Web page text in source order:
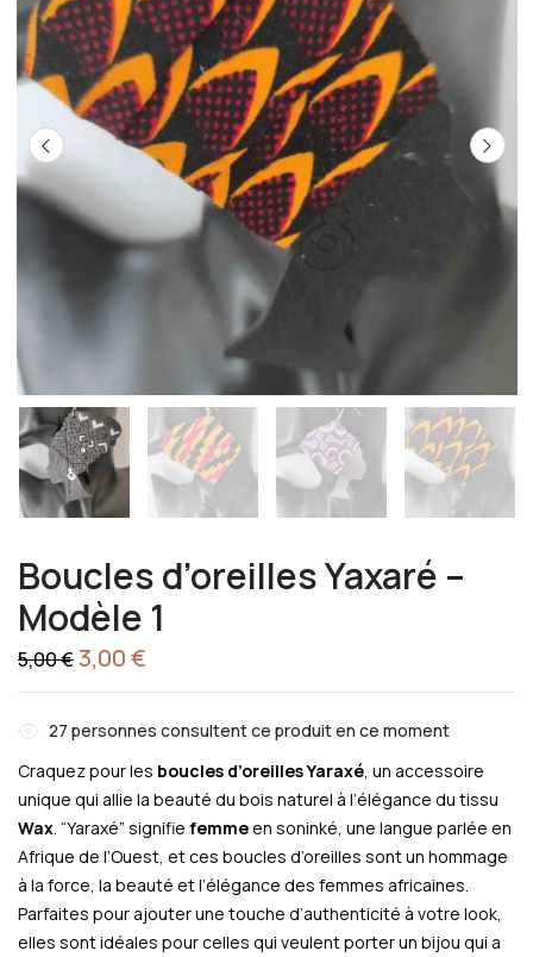
Boucles d’oreilles Yaxaré –
Modèle 1
5,00€3,00€
27 personnes consultent ce produit en ce moment
Craquez pour les boucles d’oreilles Yaraxé , un accessoire
unique qui allie la beauté du bois naturel à l’élégance du tissu
Wax . “Yaraxé” signifie femmeen soninké, une langue parlée en
Afrique de l’Ouest, et ces boucles d’oreilles sont un hommage
à la force, la beauté et l’élégance des femmes africaines.
Parfaites pour ajouter une touche d’authenticité à votre look,
elles sont idéales pour celles qui veulent porter un bijou qui a